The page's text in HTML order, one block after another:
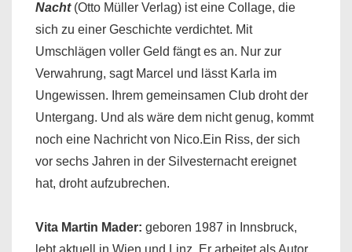
Nacht (Otto Müller Verlag) ist eine Collage, die
sich zu einer Geschichte verdichtet. Mit
Umschlägen voller Geld fängt es an. Nur zur
Verwahrung, sagt Marcel und lässt Karla im
Ungewissen. Ihrem gemeinsamen Club droht der
Untergang. Und als wäre dem nicht genug, kommt
noch eine Nachricht von Nico.Ein Riss, der sich
vor sechs Jahren in der Silvesternacht ereignet
hat, droht aufzubrechen.
Vita Martin Mader: geboren 1987 in Innsbruck,